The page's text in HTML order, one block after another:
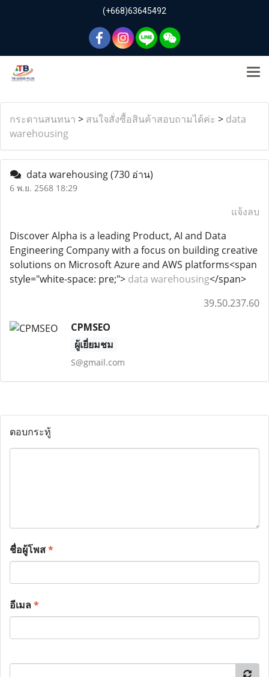
(+668)63645492
กระดานสนทนา > สนใจสั่งซื้อสินค้าสอบถามได้ค่ะ > data
warehousing
data warehousing(730 อ่าน)
6 พ.ย. 2568 18:29
แจ้งลบ
Discover Alpha is a leading Product, AI and Data
Engineering Company with a focus on building creative
solutions on Microsoft Azure and AWS platforms<span
style="white-space: pre;"> data warehousing</span>
39.50.237.60
CPMSEO
ผู้เยี่ยมชม
S@gmail.com
ตอบกระทู้
ชื่อผู้โพส*
อีเมล*